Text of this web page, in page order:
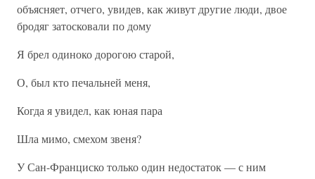
объясняет, отчего, увидев, как живут другие люди, двое
бродяг затосковали по дому
Я брел одиноко дорогою старой,
О, был кто печальней меня,
Когда я увидел, как юная пара
Шла мимо, смехом звеня?
У Сан-Франциско только один недостаток — с ним